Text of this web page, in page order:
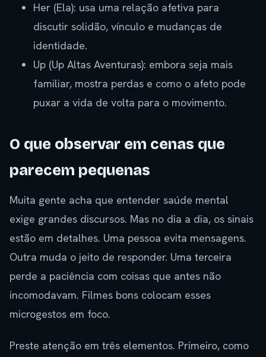
Her (Ela): usa uma relação afetiva para
discutir solidão, vínculo e mudanças de
identidade.
Up (Up Altas Aventuras): embora seja mais
familiar, mostra perdas e como o afeto pode
puxar a vida de volta para o movimento.
O que observar em cenas que
parecem pequenas
Muita gente acha que entender saúde mental
exige grandes discursos. Mas no dia a dia, os sinais
estão em detalhes. Uma pessoa evita mensagens.
Outra muda o jeito de responder. Uma terceira
perde a paciência com coisas que antes não
incomodavam. Filmes bons colocam esses
microgestos em foco.
Preste atenção em três elementos. Primeiro, como